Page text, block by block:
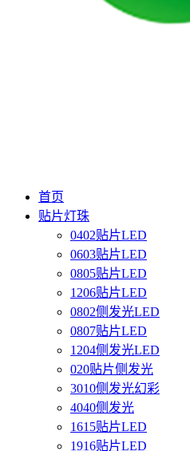
首页
贴片灯珠
0402贴片LED
0603贴片LED
0805贴片LED
1206贴片LED
0802侧发光LED
0807贴片LED
1204侧发光LED
020贴片侧发光
3010侧发光幻彩
4040侧发光
1615贴片LED
1916贴片LED